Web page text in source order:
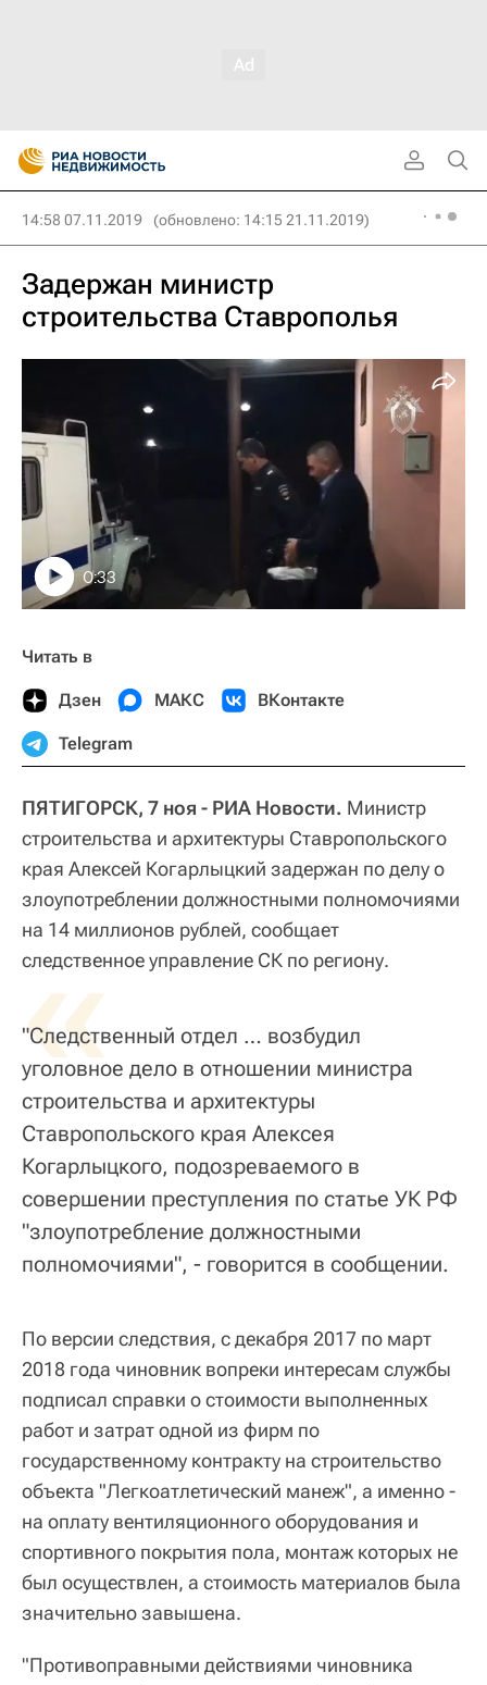
14:58 07.11.2019 (обновлено: 14:15 21.11.2019)
Задержан министр
строительства Ставрополья
0:33
Читать в
Дзен МАКС ВКонтакте
Telegram
ПЯТИГОРСК, 7 ноя - РИА Новости. Министр
строительства и архитектуры Ставропольского
края Алексей Когарлыцкий задержан по делу о
злоупотреблении должностными полномочиями
на 14 миллионов рублей, сообщает
следственное управление СК по региону.
«
"Следственный отдел … возбудил
уголовное дело в отношении министра
строительства и архитектуры
Ставропольского края Алексея
Когарлыцкого, подозреваемого в
совершении преступления по статье УК РФ
"злоупотребление должностными
полномочиями", - говорится в сообщении.
По версии следствия, с декабря 2017 по март
2018 года чиновник вопреки интересам службы
подписал справки о стоимости выполненных
работ и затрат одной из фирм по
государственному контракту на строительство
объекта "Легкоатлетический манеж", а именно -
на оплату вентиляционного оборудования и
спортивного покрытия пола, монтаж которых не
был осуществлен, а стоимость материалов была
значительно завышена.
"Противоправными действиями чиновника